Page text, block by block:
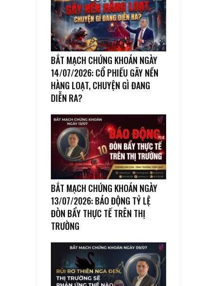
BẮT MẠCH CHỨNG KHOÁN NGÀY
14/07/2026: CỔ PHIẾU GÃY NỀN
HÀNG LOẠT, CHUYỆN GÌ ĐANG
DIỄN RA?
BẮT MẠCH CHỨNG KHOÁN NGÀY
13/07/2026: BÁO ĐỘNG TỶ LỆ
ĐÒN BẨY THỰC TẾ TRÊN THỊ
TRƯỜNG